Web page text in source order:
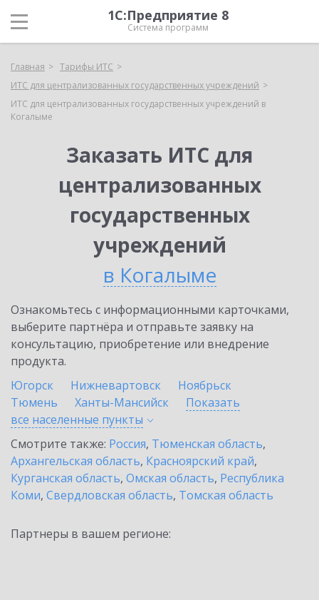
1С:Предприятие 8
Система программ
Главная
Тарифы ИТС
ИТС для централизованных государственных учреждений
ИТС для централизованных государственных учреждений в
Когалыме
Заказать ИТС для
централизованных
государственных
учреждений
в Когалыме
Ознакомьтесь с информационными карточками,
выберите партнёра и отправьте заявку на
консультацию, приобретение или внедрение
продукта.
Югорск
Нижневартовск
Ноябрьск
Тюмень
Ханты-Мансийск
Показать
все населенные пункты
Смотрите также: Россия, Тюменская область,
Архангельская область, Красноярский край,
Курганская область, Омская область, Республика
Коми, Свердловская область, Томская область
Партнеры в вашем регионе: